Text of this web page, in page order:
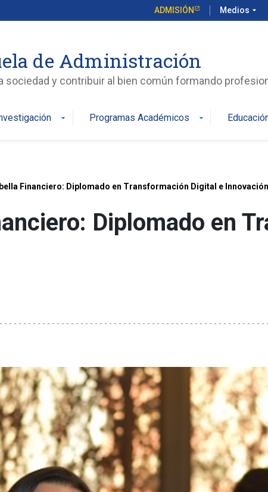
ADMISIÓN Medios arrow_drop_down
de Administración
sociedad y contribuir al bien común formando
arrow_drop_down Programas Académicos arrow_drop_down
Financiero: Diplomado en Transformación Digital e Innovación
Diplomado en